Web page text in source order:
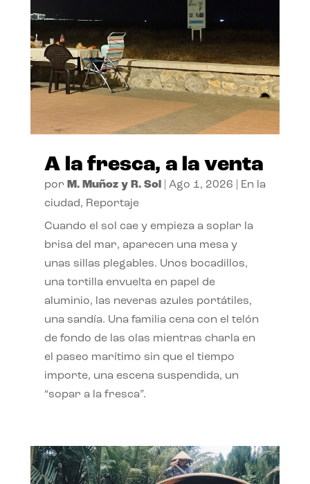
A la fresca, a la venta
por M. Muñoz y R. Sol| Ago 1, 2026
En la
ciudad, Reportaje
Cuando el sol cae y empieza a soplar la
brisa del mar, aparecen una mesa y
unas sillas plegables. Unos bocadillos,
una tortilla envuelta en papel de
aluminio, las neveras azules portátiles,
una sandía. Una familia cena con el telón
de fondo de las olas mientras charla en
el paseo marítimo sin que el tiempo
importe, una escena suspendida, un
“sopar a la fresca”.